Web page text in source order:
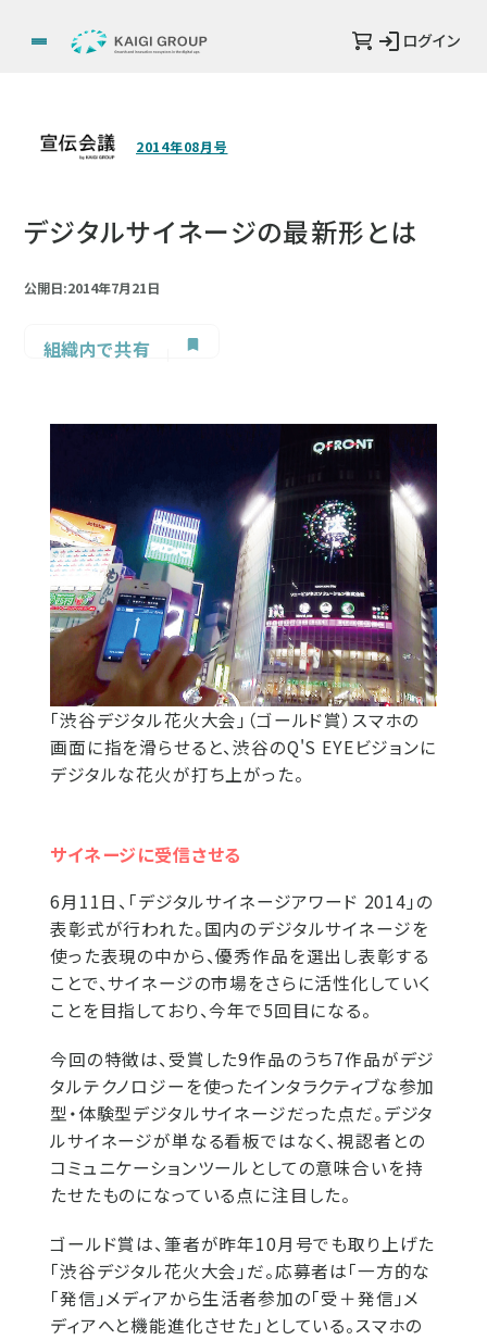
ログイン
2014年08月号
デジタルサイネージの最新形とは
公開日:2014年7月21日
組織内で共有
「渋谷デジタル花火大会」（ゴールド賞）スマホの
画面に指を滑らせると、渋谷のQ'S EYEビジョンに
デジタルな花火が打ち上がった。
サイネージに受信させる
6月11日、「デジタルサイネージアワード 2014」の
表彰式が行われた。国内のデジタルサイネージを
使った表現の中から、優秀作品を選出し表彰する
ことで、サイネージの市場をさらに活性化していく
ことを目指しており、今年で5回目になる。
今回の特徴は、受賞した9作品のうち7作品がデジ
タルテクノロジーを使ったインタラクティブな参加
型・体験型デジタルサイネージだった点だ。デジタ
ルサイネージが単なる看板ではなく、視認者との
コミュニケーションツールとしての意味合いを持
たせたものになっている点に注目した。
ゴールド賞は、筆者が昨年10月号でも取り上げた
「渋谷デジタル花火大会」だ。応募者は「一方的な
「発信」メディアから生活者参加の「受＋発信」メ
ディアへと機能進化させた」としている。スマホの